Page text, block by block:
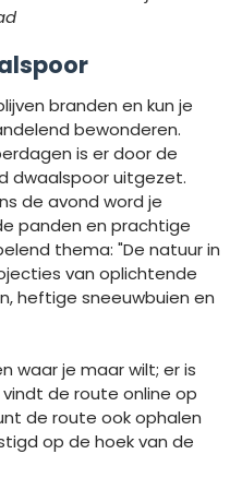
branden en kun je
bewonderen.
is er door de
dwaalspoor uitgezet.
de avond word je
panden en prachtige
thema: "De natuur in
van oplichtende
heftige sneeuwbuien en
waar je maar wilt; er is
de route online op
de route ook ophalen
op de hoek van de